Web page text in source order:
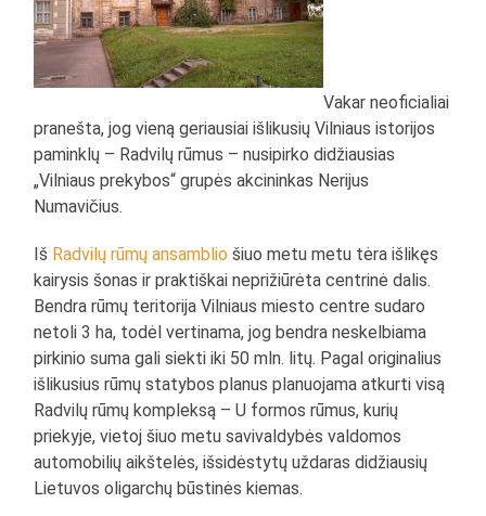
Vakar neoficialiai
pranešta, jog vieną geriausiai išlikusių Vilniaus istorijos
paminklų – Radvilų rūmus – nusipirko didžiausias
„Vilniaus prekybos“ grupės akcininkas Nerijus
Numavičius.
Iš Radvilų rūmų ansamblio šiuo metu metu tėra išlikęs
kairysis šonas ir praktiškai neprižiūrėta centrinė dalis.
Bendra rūmų teritorija Vilniaus miesto centre sudaro
netoli 3 ha, todėl vertinama, jog bendra neskelbiama
pirkinio suma gali siekti iki 50 mln. litų. Pagal originalius
išlikusius rūmų statybos planus planuojama atkurti visą
Radvilų rūmų kompleksą – U formos rūmus, kurių
priekyje, vietoj šiuo metu savivaldybės valdomos
automobilių aikštelės, išsidėstytų uždaras didžiausių
Lietuvos oligarchų būstinės kiemas.